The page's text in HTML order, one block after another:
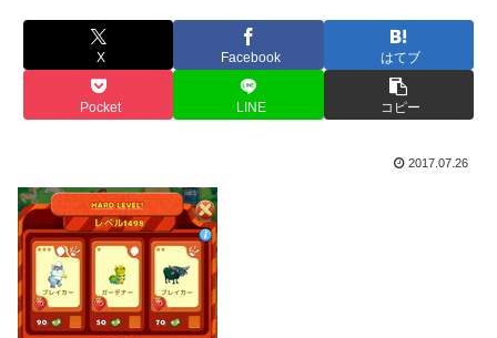
X Facebook はてブ
Pocket LINE コピー
2017.07.26